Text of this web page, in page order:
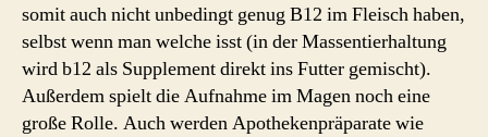
somit auch nicht unbedingt genug B12 im Fleisch haben,
selbst wenn man welche isst (in der Massentierhaltung
wird b12 als Supplement direkt ins Futter gemischt).
Außerdem spielt die Aufnahme im Magen noch eine
große Rolle. Auch werden Apothekenpräparate wie